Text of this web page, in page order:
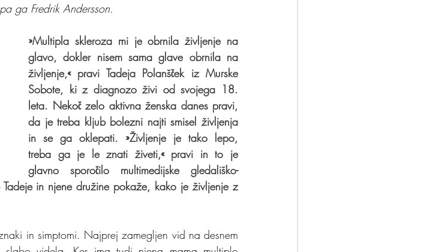
ga Fredrik Andersson.
»Multipla skleroza mi je obrnila življenje na
glavo, dokler nisem sama glave obrnila na
življenje,« pravi Tadeja Polanšček iz Murske
Sobote, ki z diagnozo živi od svojega 18.
leta. Nekoč zelo aktivna ženska danes pravi,
da je treba kljub bolezni najti smisel življenja
in se ga oklepati. »Življenje je tako lepo,
treba ga je le znati živeti,« pravi in to je
glavno sporočilo multimedijske gledališko-
in njene družine pokaže, kako je življenje z
in simptomi. Najprej zamegljen vid na desnem